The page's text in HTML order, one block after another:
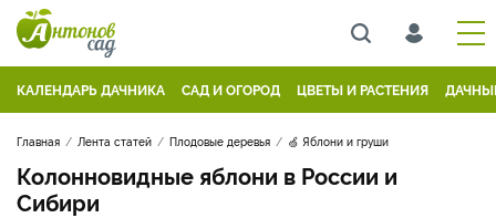
КАЛЕНДАРЬ ДАЧНИКА САД И ОГОРОД ЦВЕТЫ И РАСТЕНИЯ
Главная Лента статей Плодовые деревья 🍏 Яблони и груши
Колонновидные яблони в России и
Сибири